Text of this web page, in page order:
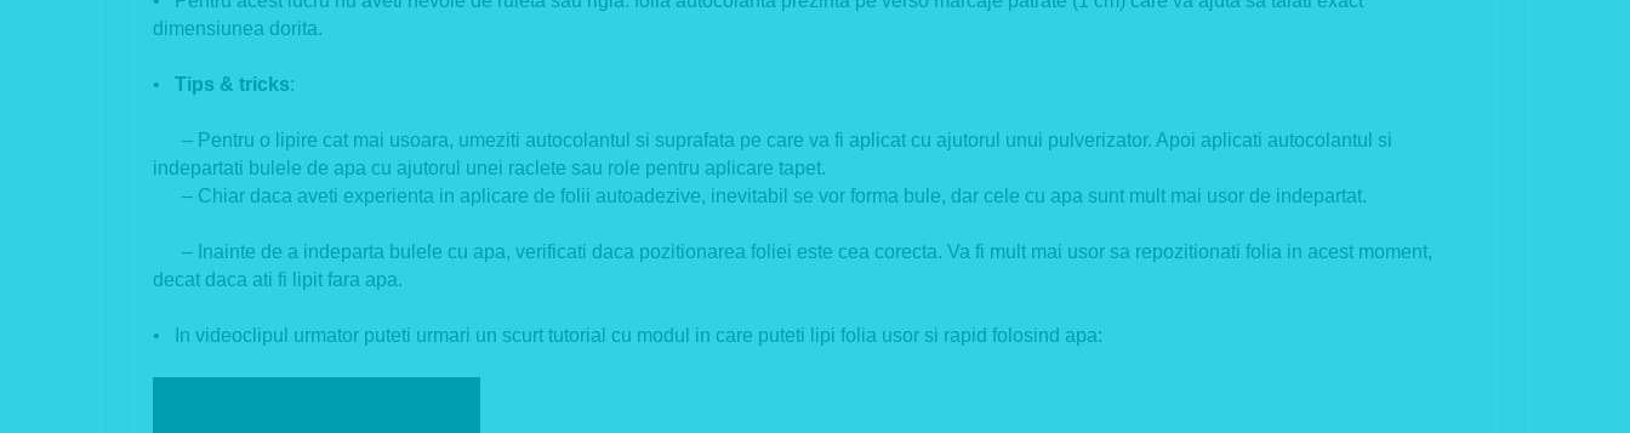
dimensiunea dorita.
• Tips & tricks:
– Pentru o lipire cat mai usoara, umeziti autocolantul si suprafata pe care va fi aplicat cu ajutorul unui pulverizator. Apoi aplicati autocolantul si
indepartati bulele de apa cu ajutorul unei raclete sau role pentru aplicare tapet.
– Chiar daca aveti experienta in aplicare de folii autoadezive, inevitabil se vor forma bule, dar cele cu apa sunt mult mai usor de indepartat.
– Inainte de a indeparta bulele cu apa, verificati daca pozitionarea foliei este cea corecta. Va fi mult mai usor sa repozitionati folia in acest moment,
decat daca ati fi lipit fara apa.
• In videoclipul urmator puteti urmari un scurt tutorial cu modul in care puteti lipi folia usor si rapid folosind apa: